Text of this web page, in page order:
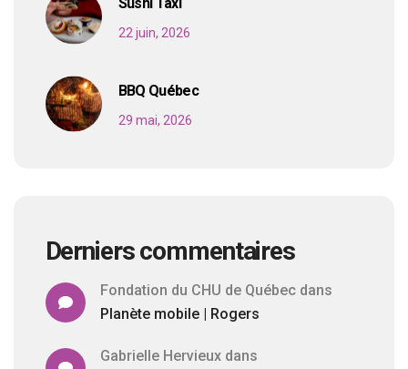
22 juin, 2026
BBQ Québec
29 mai, 2026
Derniers commentaires
Fondation du CHU de Québecdans
Planète mobile | Rogers
Gabrielle Hervieuxdans